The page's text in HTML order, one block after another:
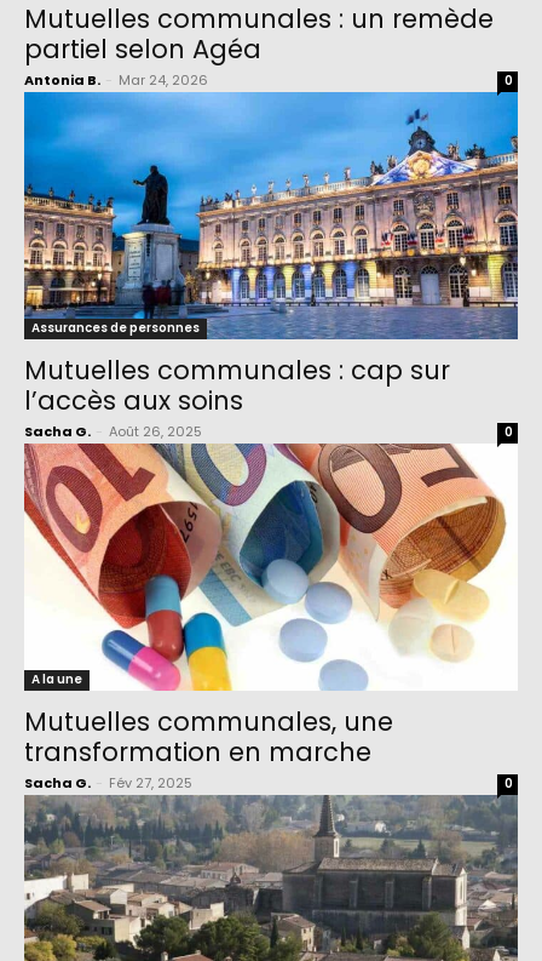
Mutuelles communales : un remède
partiel selon Agéa
Antonia B. Mar 24, 2026 0
Assurances de personnes
Mutuelles communales : cap sur
l’accès aux soins
Sacha G. Août 26, 2025 0
A la une
Mutuelles communales, une
transformation en marche
Sacha G. Fév 27, 2025 0